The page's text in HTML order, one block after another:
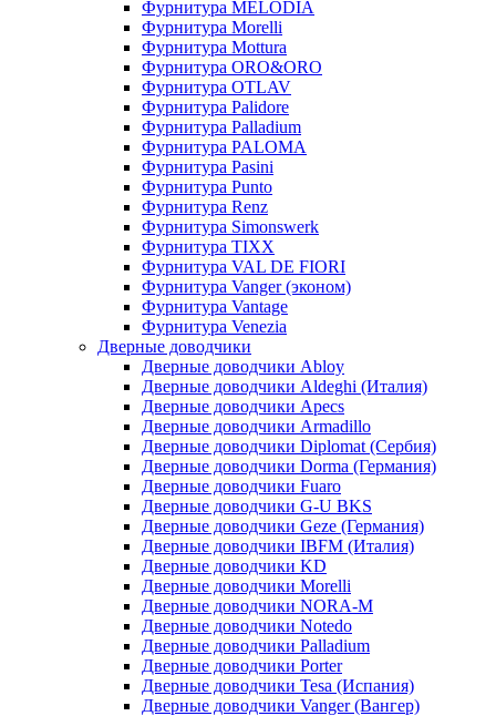
Фурнитура MELODIA
Фурнитура Morelli
Фурнитура Mottura
Фурнитура ORO&ORO
Фурнитура OTLAV
Фурнитура Palidore
Фурнитура Palladium
Фурнитура PALOMA
Фурнитура Pasini
Фурнитура Punto
Фурнитура Renz
Фурнитура Simonswerk
Фурнитура TIXX
Фурнитура VAL DE FIORI
Фурнитура Vanger (эконом)
Фурнитура Vantage
Фурнитура Venezia
Дверные доводчики
Дверные доводчики Abloy
Дверные доводчики Aldeghi (Италия)
Дверные доводчики Apecs
Дверные доводчики Armadillo
Дверные доводчики Diplomat (Сербия)
Дверные доводчики Dorma (Германия)
Дверные доводчики Fuaro
Дверные доводчики G-U BKS
Дверные доводчики Geze (Германия)
Дверные доводчики IBFM (Италия)
Дверные доводчики KD
Дверные доводчики Morelli
Дверные доводчики NORA-M
Дверные доводчики Notedo
Дверные доводчики Palladium
Дверные доводчики Porter
Дверные доводчики Tesa (Испания)
Дверные доводчики Vanger (Вангер)